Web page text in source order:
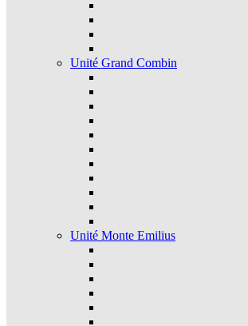
Unité Grand Combin
Unité Monte Emilius